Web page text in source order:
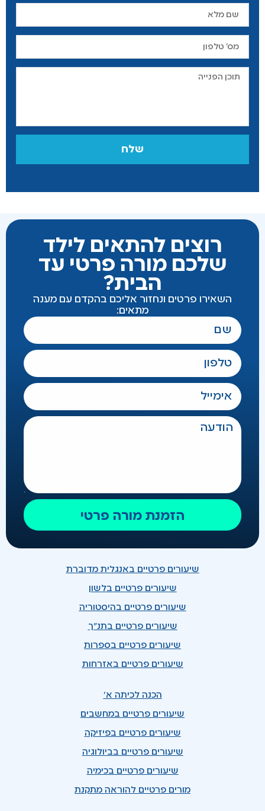
שלח
רוצים להתאים לילד
שלכם מורה פרטי עד
הבית?
השאירו פרטים ונחזור אליכם בהקדם עם מענה
מתאים:
הזמנת מורה פרטי
שיעורים פרטיים באנגלית מדוברת
שיעורים פרטיים בלשון
שיעורים פרטיים בהיסטוריה
שיעורים פרטיים בתנ"ך
שיעורים פרטיים בספרות
שיעורים פרטיים באזרחות
הכנה לכיתה א'
שיעורים פרטיים במחשבים
שיעורים פרטיים בפיזיקה
שיעורים פרטיים בביולוגיה
שיעורים פרטיים בכימיה
מורים פרטיים להוראה מתקנת